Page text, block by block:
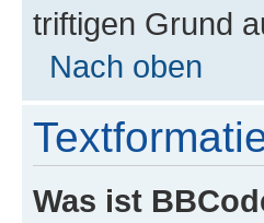
triftigen Grund
Nach oben
Was ist